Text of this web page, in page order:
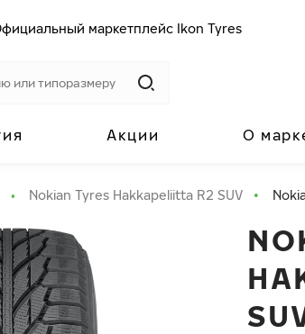
маркетплейс Ikon Tyres
Акции О
Nokian Tyres Hakkapeliitta R2 SUV